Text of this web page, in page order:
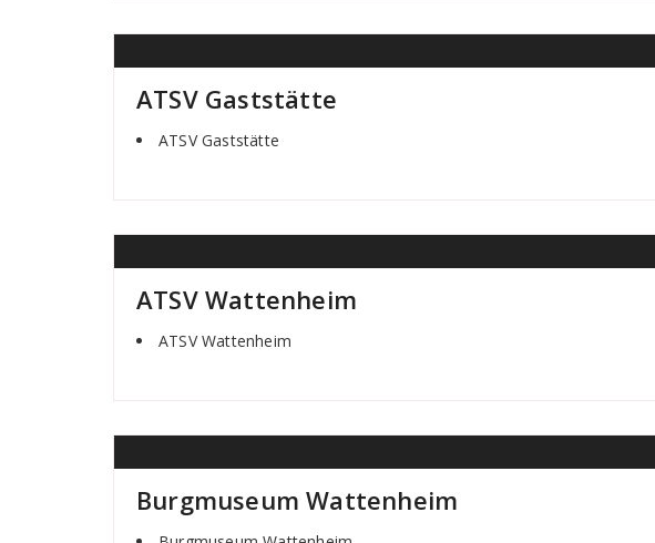
ATSV Gaststätte
ATSV Gaststätte
ATSV Wattenheim
ATSV Wattenheim
Burgmuseum Wattenheim